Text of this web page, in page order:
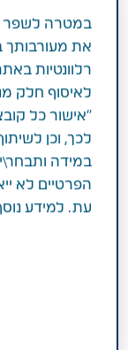
CAREGIVERS
כאבי
במטרה לשפר
את מעורבותך
רלוונטיות
לאיסוף חלק
"אישור כל
לכך, וכן
במידה
הפרטיים לא
עת. למידע